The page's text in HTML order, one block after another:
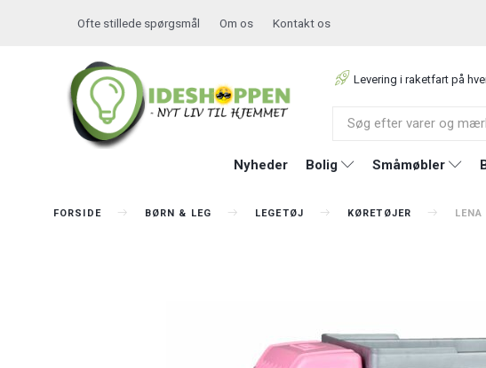
Ofte stillede spørgsmål Om os Kontakt os
Levering i raketfart på
Nyheder Bolig Småmøbler
FORSIDE BØRN & LEG LEGETØJ KØRETØJER